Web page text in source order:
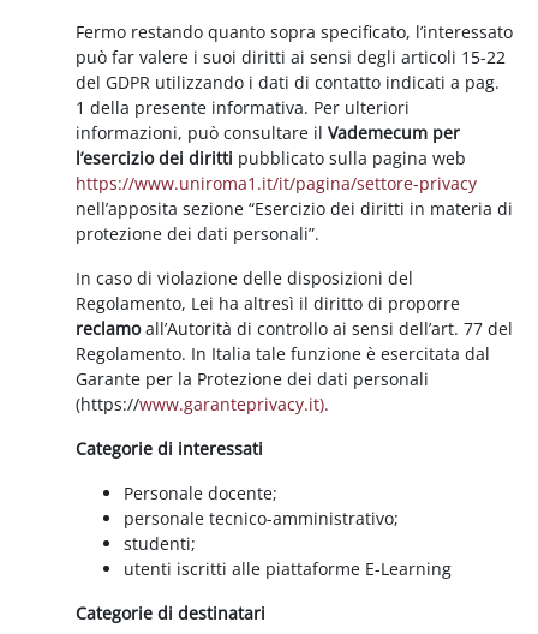
Fermo restando quanto sopra specificato, l’interessato
può far valere i suoi diritti ai sensi degli articoli 15-22
del GDPR utilizzando i dati di contatto indicati a pag.
1 della presente informativa. Per ulteriori
informazioni, può consultare ilVademecum per
l’esercizio dei diritti pubblicato sulla pagina web
https://www.uniroma1.it/it/pagina/settore-privacy
nell’apposita sezione “Esercizio dei diritti in materia di
protezione dei dati personali”.
In caso di violazione delle disposizioni del
Regolamento, Lei ha altresì il diritto di proporre
reclamoall’Autorità di controllo ai sensi dell’art. 77 del
Regolamento. In Italia tale funzione è esercitata dal
Garante per la Protezione dei dati personali
(https://www.garanteprivacy.it).
Categorie di interessati
Personale docente;
personale tecnico-amministrativo;
studenti;
utenti iscritti alle piattaforme E-Learning
Categorie di destinatari